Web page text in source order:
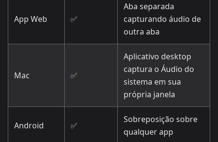
App Web ✅
Aba separada
capturando áudio de
outra aba
Mac ✅
Aplicativo desktop
captura o Áudio do
sistema em sua
própria janela
Android ✅
Sobreposição sobre
qualquer app